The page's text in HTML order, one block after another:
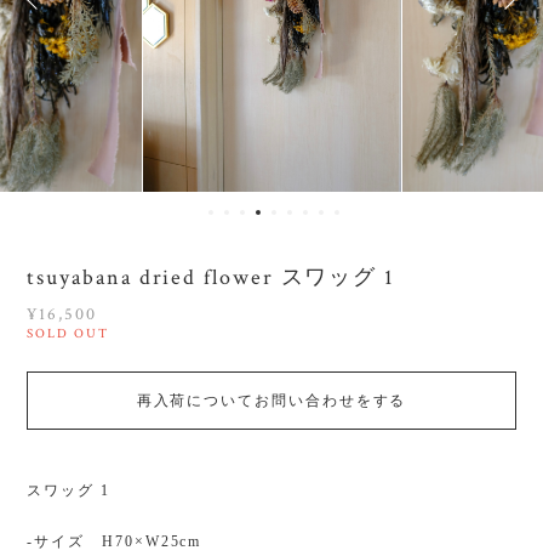
tsuyabana dried flower スワッグ 1
¥16,500
SOLD OUT
再入荷についてお問い合わせをする
スワッグ 1
-サイズ H70×W25cm